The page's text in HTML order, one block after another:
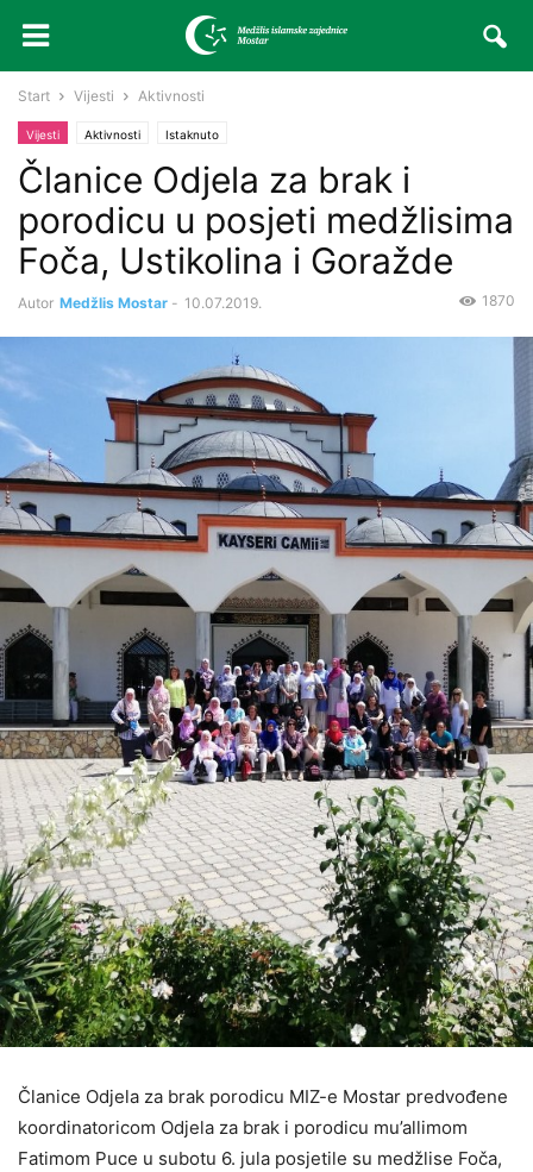
Start Vijesti Aktivnosti
Vijesti Aktivnosti Istaknuto
Članice Odjela za brak i
porodicu u posjeti medžlisima
Foča, Ustikolina i Goražde
Autor Medžlis Mostar - 10.07.2019. 1870
Članice Odjela za brak porodicu MIZ-e Mostar predvođene
koordinatoricom Odjela za brak i porodicu mu’allimom
Fatimom Puce u subotu 6. jula posjetile su medžlise Foča,